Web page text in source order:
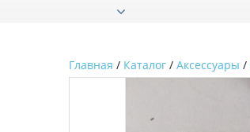
Аксессуары
Главная / Каталог / Аксессуары /